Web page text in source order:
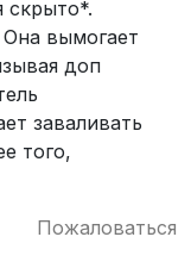
скрыто*.
вымогает
доп
заваливать
того,
Пожаловаться